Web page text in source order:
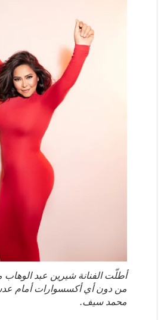
أطلّت الفنانة شيرين عبد الوهاب
من دون أي أكسسوارات أمام
محمد سيف.